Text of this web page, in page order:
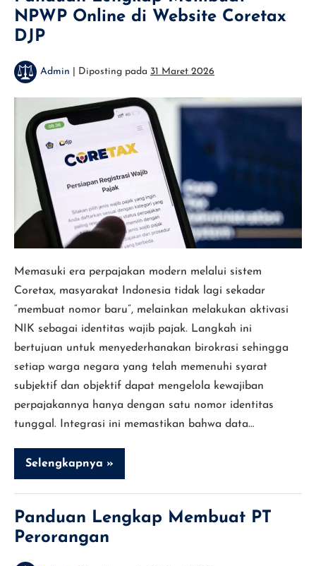
atau
Palsu
NPWP Online di Website Coretax
DJP
Admin Diposting pada 31 Maret 2026
Panduan
Lengkap
Membuat
NPWP
Online
Website
Memasuki era perpajakan modern melalui sistem
Coretax, masyarakat Indonesia tidak lagi sekadar
“membuat nomor baru”, melainkan melakukan aktivasi
NIK sebagai identitas wajib pajak. Langkah ini
bertujuan untuk menyederhanakan birokrasi sehingga
setiap warga negara yang telah memenuhi syarat
subjektif dan objektif dapat mengelola kewajiban
perpajakannya hanya dengan satu nomor identitas
tunggal. Integrasi ini memastikan bahwa data…
Selengkapnya »
Panduan
Lengkap
Membuat
Online
di
Website
Coretax
Panduan Lengkap Membuat PT
Perorangan